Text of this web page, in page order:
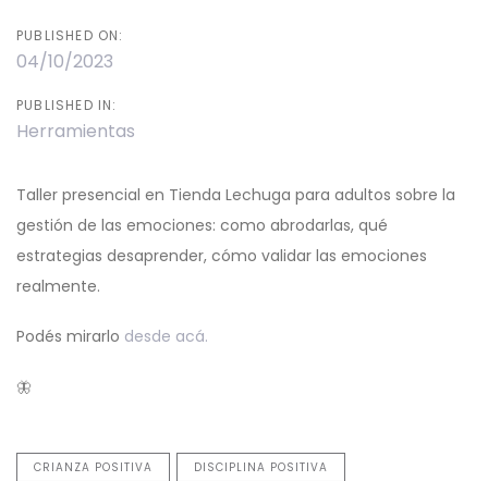
PUBLISHED ON:
04/10/2023
PUBLISHED IN:
Herramientas
Taller presencial en Tienda Lechuga para adultos sobre la
gestión de las emociones: como abrodarlas, qué
estrategias desaprender, cómo validar las emociones
realmente.
Podés mirarlo desde acá.
🦋
CRIANZA POSITIVA DISCIPLINA POSITIVA